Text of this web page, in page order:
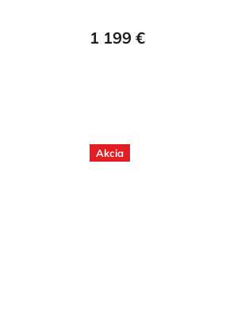
1 199 €
Akcia